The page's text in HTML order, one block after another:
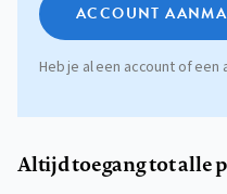
ACCOUNT
Heb je al een account of een
Altijd toegang tot alle